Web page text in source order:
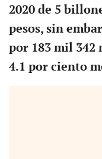
2020 de 5
pesos, sin
por 183 mil 342
4.1 por ciento